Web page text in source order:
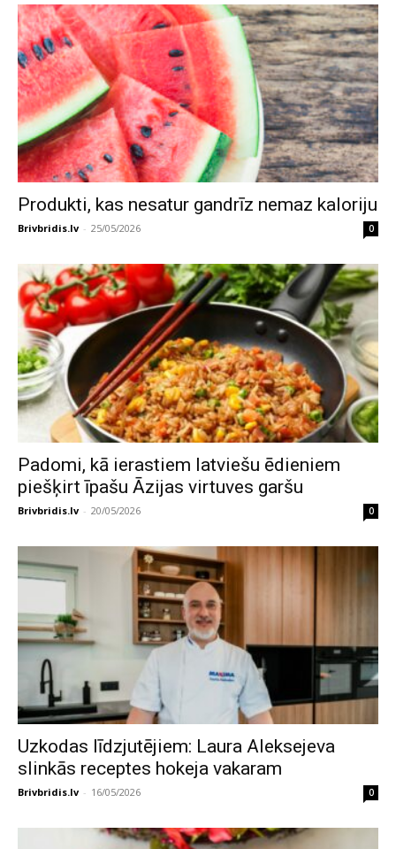
Produkti, kas nesatur gandrīz nemaz kaloriju
Brivbridis.lv - 25/05/2026 0
Padomi, kā ierastiem latviešu ēdieniem
piešķirt īpašu Āzijas virtuves garšu
Brivbridis.lv - 20/05/2026 0
Uzkodas līdzjutējiem: Laura Aleksejeva
slinkās receptes hokeja vakaram
Brivbridis.lv - 16/05/2026 0